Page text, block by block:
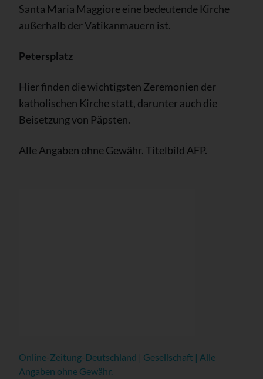
Santa Maria Maggiore eine bedeutende Kirche
außerhalb der Vatikanmauern ist.
Petersplatz
Hier finden die wichtigsten Zeremonien der
katholischen Kirche statt, darunter auch die
Beisetzung von Päpsten.
Alle Angaben ohne Gewähr. Titelbild AFP.
Online-Zeitung-Deutschland | Gesellschaft | Alle
Angaben ohne Gewähr.